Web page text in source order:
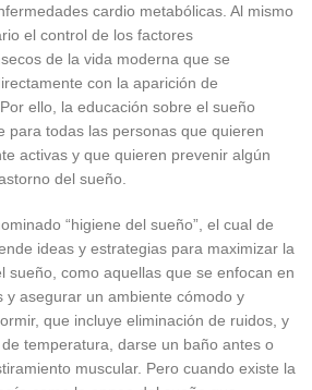
cardio metabólicas. Al mismo
el control de los factores
de la vida moderna que se
con la aparición de
ello, la educación sobre el sueño
para todas las personas que quieren
activas y que quieren prevenir algún
del sueño.
“higiene del sueño”, el cual de
ideas y estrategias para maximizar la
sueño, como aquellas que se enfocan en
y asegurar un ambiente cómodo y
que incluye eliminación de ruidos, y
temperatura, darse un baño antes o
muscular. Pero cuando existe la